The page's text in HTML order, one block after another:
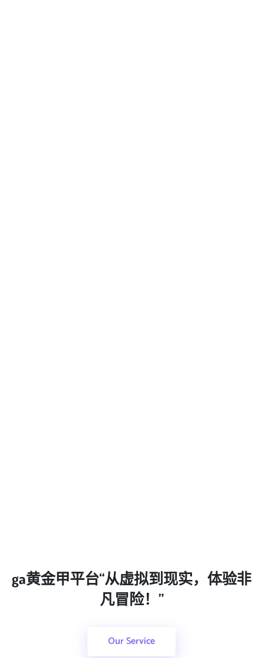
ga黄金甲平台“从虚拟到现实，体验非
凡冒险！”
Our Service